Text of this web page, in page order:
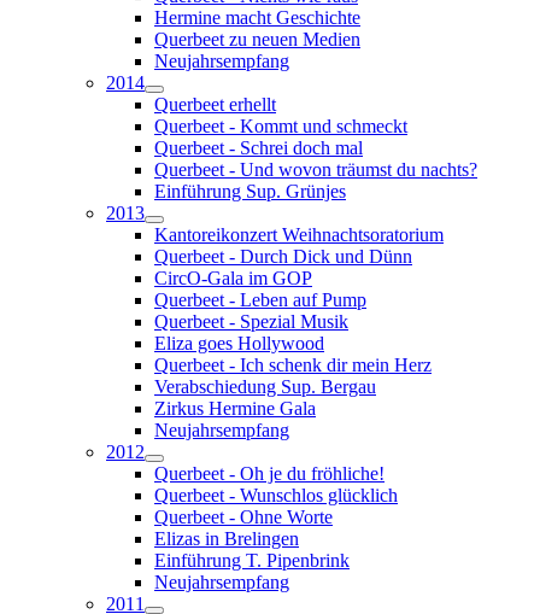
Hermine macht Geschichte
Querbeet zu neuen Medien
Neujahrsempfang
2014
Querbeet erhellt
Querbeet - Kommt und schmeckt
Querbeet - Schrei doch mal
Querbeet - Und wovon träumst du nachts?
Einführung Sup. Grünjes
2013
Kantoreikonzert Weihnachtsoratorium
Querbeet - Durch Dick und Dünn
CircO-Gala im GOP
Querbeet - Leben auf Pump
Querbeet - Spezial Musik
Eliza goes Hollywood
Querbeet - Ich schenk dir mein Herz
Verabschiedung Sup. Bergau
Zirkus Hermine Gala
Neujahrsempfang
2012
Querbeet - Oh je du fröhliche!
Querbeet - Wunschlos glücklich
Querbeet - Ohne Worte
Elizas in Brelingen
Einführung T. Pipenbrink
Neujahrsempfang
2011